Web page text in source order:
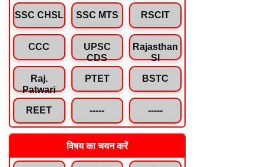
SSC CHSL SSC MTS RSCIT
CCC
UPSC
CDS
Rajasthan
SI
Raj.
Patwari
PTET BSTC
REET ----- -----
विषय का चयन करें